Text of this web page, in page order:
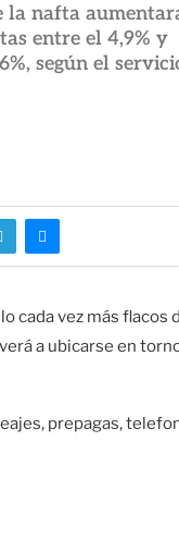
la nafta
entre el 4,9% y
según el
cada vez más flacos
a ubicarse en
prepagas,